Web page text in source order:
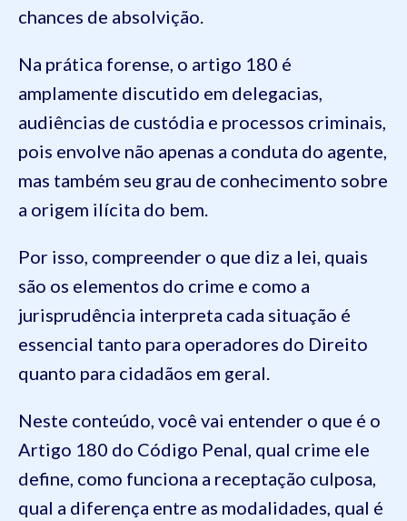
chances de absolvição.
Na prática forense, o artigo 180 é
amplamente discutido em delegacias,
audiências de custódia e processos criminais,
pois envolve não apenas a conduta do agente,
mas também seu grau de conhecimento sobre
a origem ilícita do bem.
Por isso, compreender o que diz a lei, quais
são os elementos do crime e como a
jurisprudência interpreta cada situação é
essencial tanto para operadores do Direito
quanto para cidadãos em geral.
Neste conteúdo, você vai entender o que é o
Artigo 180 do Código Penal, qual crime ele
define, como funciona a receptação culposa,
qual a diferença entre as modalidades, qual é